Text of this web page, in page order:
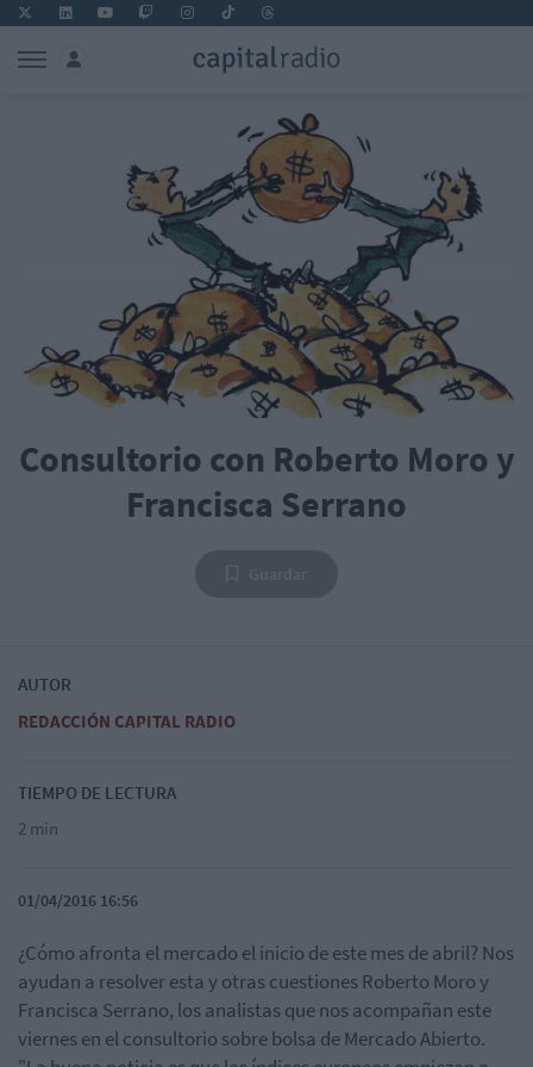
Consultorio con Roberto Moro y
Francisca Serrano
AUTOR
REDACCIÓN CAPITAL RADIO
TIEMPO DE LECTURA
2 min
01/04/2016 16:56
¿Cómo afronta el mercado el inicio de este mes de abril? Nos
ayudan a resolver esta y otras cuestiones Roberto Moro y
Francisca Serrano, los analistas que nos acompañan este
viernes en el consultorio sobre bolsa de Mercado Abierto.